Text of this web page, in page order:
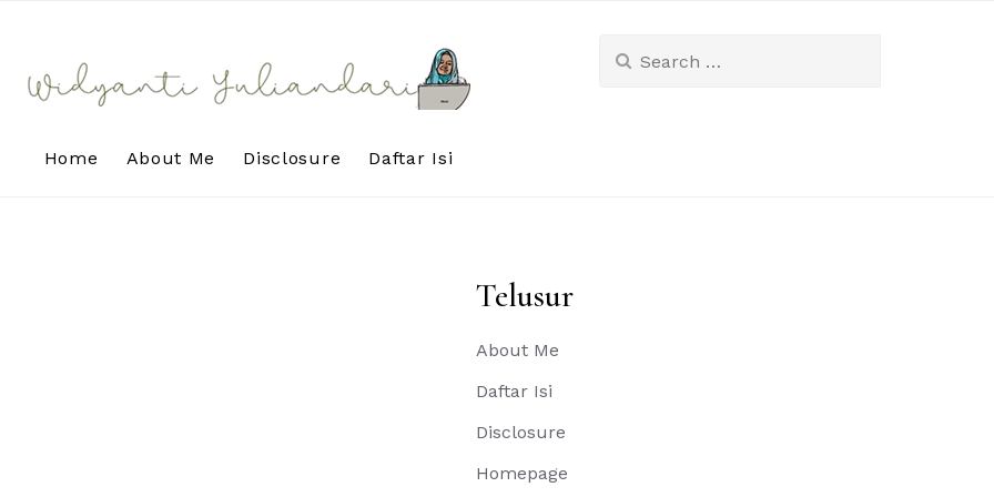
for:
Home About Me Disclosure Daftar Isi
Telusur
About Me
Daftar Isi
Disclosure
Homepage